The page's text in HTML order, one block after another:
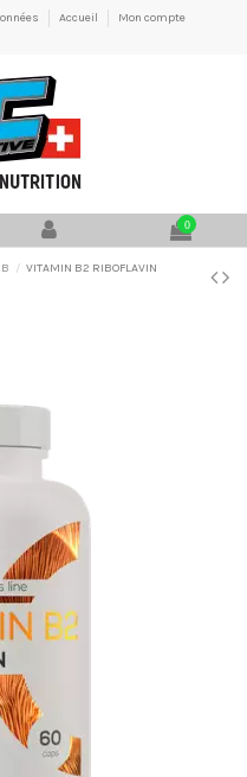
Accueil
Mon compte
0
VITAMIN B2 RIBOFLAVIN